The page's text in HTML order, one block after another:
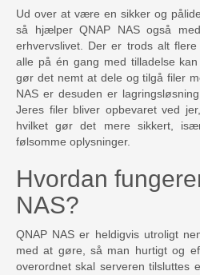
Ud over at være en sikker og
så hjælper QNAP NAS også
erhvervslivet. Der er trods alt
alle på én gang med tilladelse
gør det nemt at dele og tilgå filer
NAS er desuden er
Jeres filer bliver opbevaret ved
hvilket gør det mere sikkert,
følsomme oplysninger.
Hvordan
NAS?
QNAP NAS er heldigvis utroligt
med at gøre, så man hurtigt og
overordnet skal serveren tilsluttes